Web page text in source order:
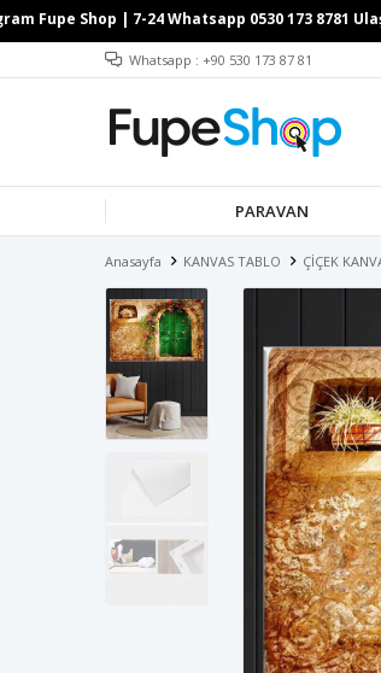
Whatsapp : +90 530 173 87 81
PARAVAN
Anasayfa KANVAS TABLO ÇİÇEK